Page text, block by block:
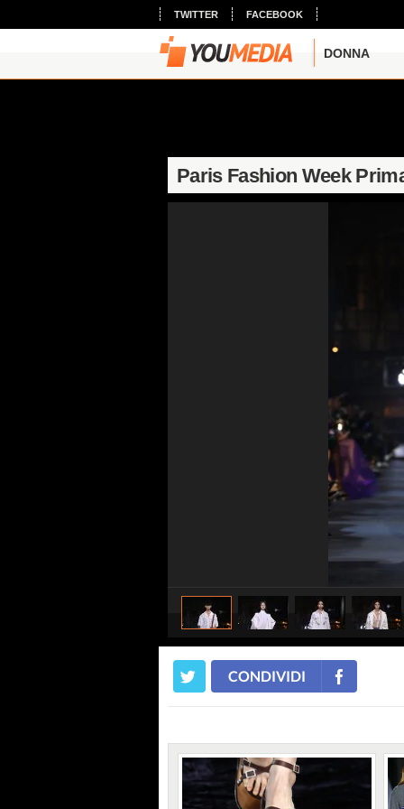
TWITTER FACEBOOK
DONNA
Paris Fashion Week
CONDIVIDI